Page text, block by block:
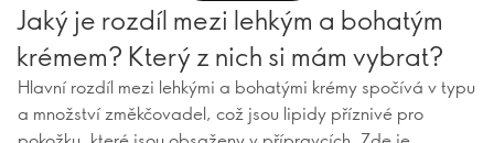
Jaký je rozdíl mezi lehkým a bohatým
krémem? Který z nich si mám vybrat?
Hlavní rozdíl mezi lehkými a bohatými krémy spočívá v typu
a množství změkčovadel, což jsou lipidy příznivé pro